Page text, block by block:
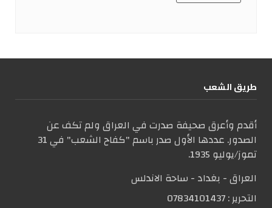
طریق الشعب
أقدم وأعرق صحيفة صدرت في العراق ولم تكف عن
الصدور. عددها الأول صدر باسم "كفاح الشعب" في 31
تموز/يوليو 1935.
العراق - بغداد - ساحة الاندلس
التحریر :07834101437